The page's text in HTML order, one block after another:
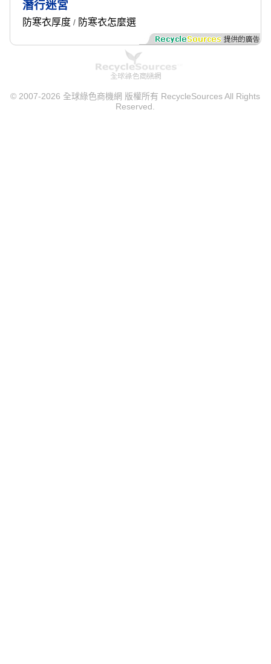
潛行迷宮
防寒衣厚度 / 防寒衣怎麼選
© 2007-2026 全球綠色商機網 版權所有 RecycleSources All Rights
Reserved.